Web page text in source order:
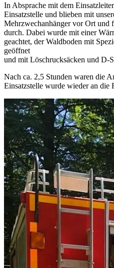
In Absprache mit dem
Einsatzstelle und blieben mit
Mehrzwechanhänger vor Ort und
durch. Dabei wurde mit einer
geachtet, der Waldboden mit
geöffnet
und mit Löschrucksäcken und D-
Nach ca. 2,5 Stunden waren die
Einsatzstelle wurde wieder an die